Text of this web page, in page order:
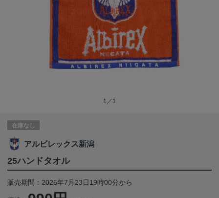
1／1
在庫なし
アルビレックス新潟
25ハンドタオル
販売期間：2025年7月23日19時00分から